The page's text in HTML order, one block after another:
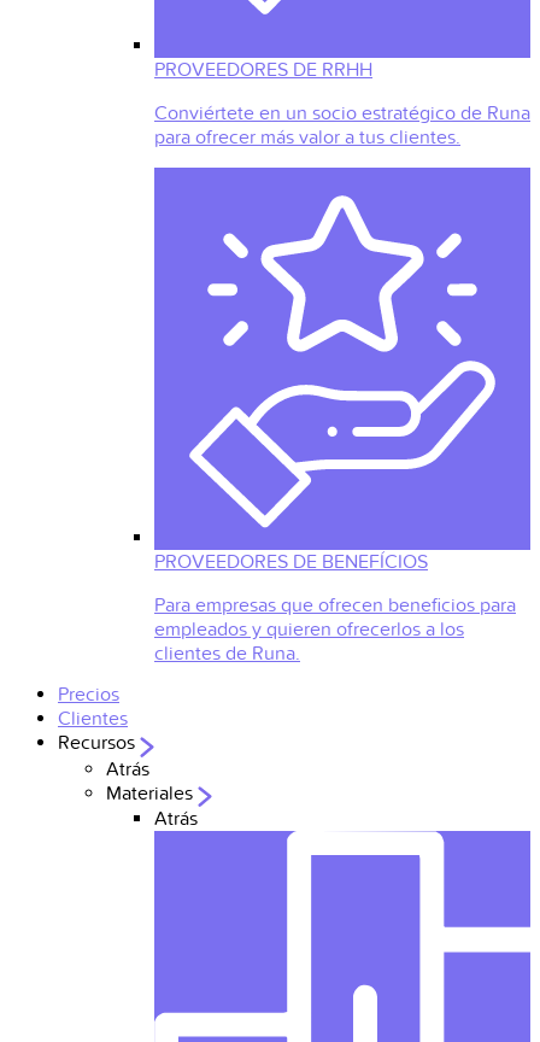
PROVEEDORES DE RRHH
Conviértete en un socio estratégico de Runa
para ofrecer más valor a tus clientes.
PROVEEDORES DE BENEFÍCIOS
Para empresas que ofrecen beneficios para
empleados y quieren ofrecerlos a los
clientes de Runa.
Precios
Clientes
Recursos
Atrás
Materiales
Atrás